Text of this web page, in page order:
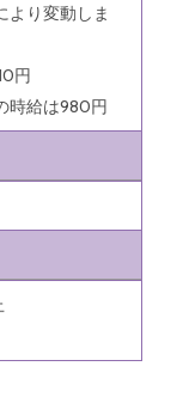
り変動しま
円
時給は980円